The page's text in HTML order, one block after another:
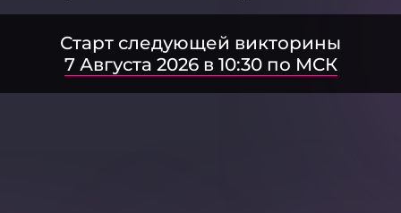
Старт следующей викторины
7 Августа 2026 в 10:30 по МСК